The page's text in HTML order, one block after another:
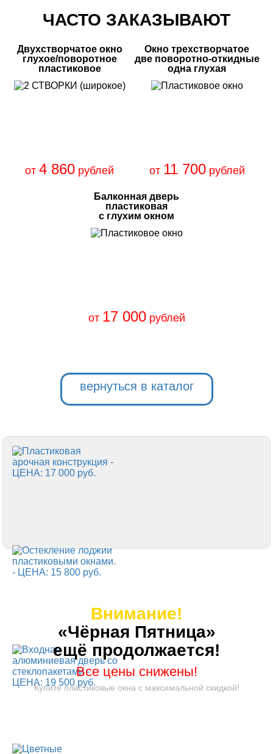
ЧАСТО ЗАКАЗЫВАЮТ
Двухстворчатое окно
глухое/поворотное
пластиковое
от 4 860 рублей
Окно трехстворчатое
две поворотно-откидные
одна глухая
от 11 700рублей
Балконная дверь
пластиковая
с глухим окном
от 17 000рублей
вернуться в каталог
Внимание!
«Чёрная Пятница»
ещё продолжается!
Все цены снижены!
Купите пластиковые окна с максимальной скидкой!